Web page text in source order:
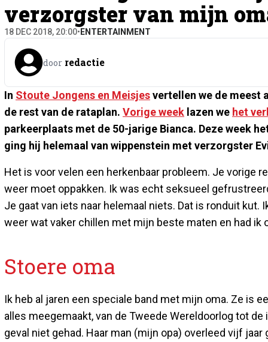
verzorgster van mijn
18 DEC 2018, 20:00• ENTERTAINMENT
door redactie
In Stoute Jongens en Meisjesvertellen we de meest
de rest van de rataplan. Vorige week lazen we het
parkeerplaats met de 50-jarige Bianca. Deze week
ging hij helemaal van wippenstein met verzorgster
Het is voor velen een herkenbaar probleem. Je vorige
weer moet oppakken. Ik was echt seksueel
Je gaat van iets naar helemaal niets. Dat is ronduit
weer wat vaker chillen met mijn beste maten en had ik
Stoere oma
Ik heb al jaren een speciale band met mijn oma. Ze is
alles meegemaakt, van de Tweede Wereldoorlog tot
geval niet gehad. Haar man (mijn opa) overleed vijf